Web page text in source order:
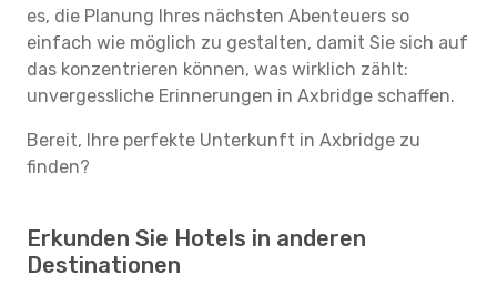
es, die Planung Ihres nächsten Abenteuers so
einfach wie möglich zu gestalten, damit Sie sich auf
das konzentrieren können, was wirklich zählt:
unvergessliche Erinnerungen in Axbridge schaffen.
Bereit, Ihre perfekte Unterkunft in Axbridge zu
finden?
Erkunden Sie Hotels in anderen
Destinationen